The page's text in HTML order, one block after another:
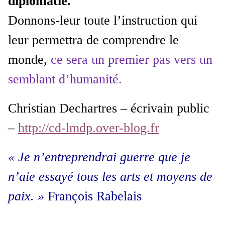
Donnons-leur toute l’instruction qui
leur permettra de comprendre le
monde, ce sera un premier pas vers un
semblant d’humanité.
Christian Dechartres – écrivain public
– http://cd-lmdp.over-blog.fr
« Je n’entreprendrai guerre que je
n’aie essayé tous les arts et moyens de
paix. » François Rabelais